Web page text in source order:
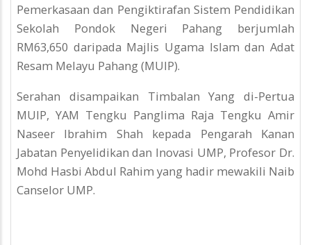
Pemerkasaan dan Pengiktirafan Sistem Pendidikan
Sekolah Pondok Negeri Pahang berjumlah
RM63,650 daripada Majlis Ugama Islam dan Adat
Resam Melayu Pahang (MUIP).
Serahan disampaikan Timbalan Yang di-Pertua
MUIP, YAM Tengku Panglima Raja Tengku Amir
Naseer Ibrahim Shah kepada Pengarah Kanan
Jabatan Penyelidikan dan Inovasi UMP, Profesor Dr.
Mohd Hasbi Abdul Rahim yang hadir mewakili Naib
Canselor UMP.